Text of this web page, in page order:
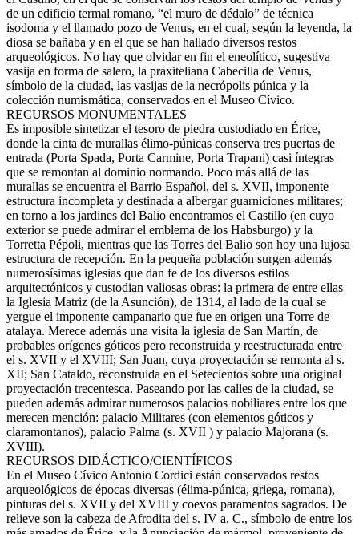
de un edificio termal romano, “el muro de dédalo” de técnica
isodoma y el llamado pozo de Venus, en el cual, según la leyenda, la
diosa se bañaba y en el que se han hallado diversos restos
arqueológicos. No hay que olvidar en fin el eneolítico, sugestiva
vasija en forma de salero, la praxiteliana Cabecilla de Venus,
símbolo de la ciudad, las vasijas de la necrópolis púnica y la
colección numismática, conservados en el Museo Cívico.
RECURSOS MONUMENTALES
Es imposible sintetizar el tesoro de piedra custodiado en Érice,
donde la cinta de murallas élimo-púnicas conserva tres puertas de
entrada (Porta Spada, Porta Carmine, Porta Trapani) casi íntegras
que se remontan al dominio normando. Poco más allá de las
murallas se encuentra el Barrio Español, del s. XVII, imponente
estructura incompleta y destinada a albergar guarniciones militares;
en torno a los jardines del Balio encontramos el Castillo (en cuyo
exterior se puede admirar el emblema de los Habsburgo) y la
Torretta Pépoli, mientras que las Torres del Balio son hoy una lujosa
estructura de recepción. En la pequeña población surgen además
numerosísimas iglesias que dan fe de los diversos estilos
arquitectónicos y custodian valiosas obras: la primera de entre ellas
la Iglesia Matriz (de la Asunción), de 1314, al lado de la cual se
yergue el imponente campanario que fue en origen una Torre de
atalaya. Merece además una visita la iglesia de San Martín, de
probables orígenes góticos pero reconstruida y reestructurada entre
el s. XVII y el XVIII; San Juan, cuya proyectación se remonta al s.
XII; San Cataldo, reconstruida en el Setecientos sobre una original
proyectación trecentesca. Paseando por las calles de la ciudad, se
pueden además admirar numerosos palacios nobiliares entre los que
merecen mención: palacio Militares (con elementos góticos y
claramontanos), palacio Palma (s. XVII ) y palacio Majorana (s.
XVIII).
RECURSOS DIDÁCTICO/CIENTÍFICOS
En el Museo Cívico Antonio Cordici están conservados restos
arqueológicos de épocas diversas (élima-púnica, griega, romana),
pinturas del s. XVII y del XVIII y coevos paramentos sagrados. De
relieve son la cabeza de Afrodita del s. IV a. C., símbolo de entre los